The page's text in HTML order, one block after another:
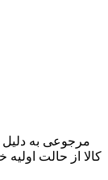
کالا از حالت